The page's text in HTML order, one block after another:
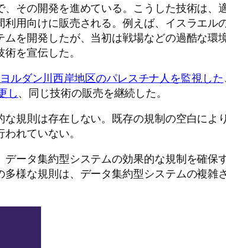
その開発を進めている。こうした技術は、
用向けに販売される。例えば、イスラエル
を開発したが、当初は戦場などの過酷な環
を宣伝した。
ヨルダン川西岸地区のパレスチナ人を監視した
し、同じ技術の販売を継続した。
規則は存在しない。既存の規制の空白によ
れていない。
ータ集約型システムの効果的な規制を確保
様な規則は、データ集約型システムの複雑